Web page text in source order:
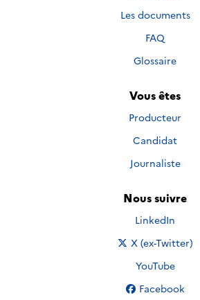
Les documents
FAQ
Glossaire
Vous êtes
Producteur
Candidat
Journaliste
Nous suivre
Nous suivre sur
LinkedIn
Nous suivre sur
X (ex-Twitter)
Nous suivre sur
YouTube
Nous suivre sur
Facebook